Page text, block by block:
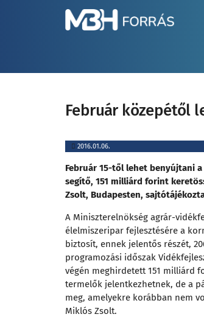
Február közepétől
2016.01.06.
Február 15-től lehet benyújtani
segítő, 151 milliárd forint
Zsolt, Budapesten,
A Miniszterelnökség agrár-
élelmiszeripar fejlesztésére a
biztosít, ennek jelentős részét,
programozási időszak
végén meghirdetett 151 milliárd
termelők jelentkezhetnek, de a
meg, amelyekre korábban nem
Miklós Zsolt.